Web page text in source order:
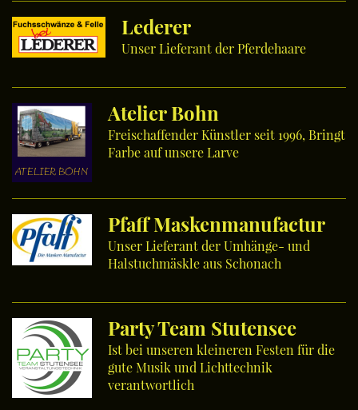
Lederer
Unser Lieferant der Pferdehaare
Atelier Bohn
Freischaffender Künstler seit 1996, Bringt
Farbe auf unsere Larve
Pfaff Maskenmanufactur
Unser Lieferant der Umhänge- und
Halstuchmäskle aus Schonach
Party Team Stutensee
Ist bei unseren kleineren Festen für die
gute Musik und Lichttechnik
verantwortlich